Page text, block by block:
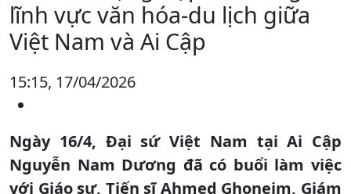
lĩnh vực văn hóa-du lịch giữa
Việt Nam và Ai Cập
15:15, 17/04/2026
Ngày 16/4, Đại sứ Việt Nam tại Ai Cập
Nguyễn Nam Dương đã có buổi làm việc
với Giáo sư, Tiến sĩ Ahmed Ghoneim, Giám